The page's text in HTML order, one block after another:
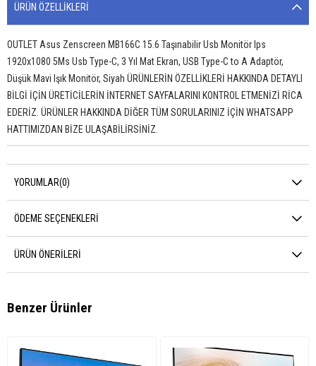
ÜRÜN ÖZELLIKLERI
OUTLET Asus Zenscreen MB166C 15.6 Taşınabilir Usb Monitör Ips
1920x1080 5Ms Usb Type-C, 3 Yıl Mat Ekran, USB Type-C to A Adaptör,
Düşük Mavi Işık Monitör, Siyah ÜRÜNLERİN ÖZELLİKLERİ HAKKINDA DETAYLI
BİLGİ İÇİN ÜRETİCİLERİN İNTERNET SAYFALARINI KONTROL ETMENİZİ RİCA
EDERİZ. ÜRÜNLER HAKKINDA DİĞER TÜM SORULARINIZ İÇİN WHATSAPP
HATTIMIZDAN BİZE ULAŞABİLİRSİNİZ.
YORUMLAR(0)
ÖDEME SEÇENEKLERI
ÜRÜN ÖNERILERI
Benzer Ürünler